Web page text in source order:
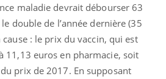
maladie devrait débourser 63
double de l’année dernière (35
cause : le prix du vaccin, qui est
11,13 euros en pharmacie, soit
prix de 2017. En supposant